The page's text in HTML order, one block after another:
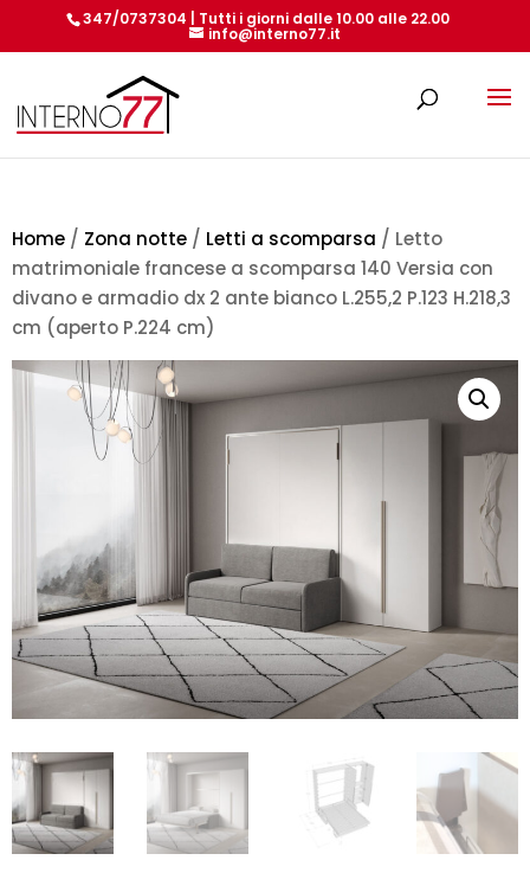
347/0737304 | Tutti i giorni dalle 10.00 alle 22.00
info@interno77.it
Home / Zona notte / Letti a scomparsa / Letto
matrimoniale francese a scomparsa 140 Versia con
divano e armadio dx 2 ante bianco L.255,2 P.123 H.218,3
cm (aperto P.224 cm)